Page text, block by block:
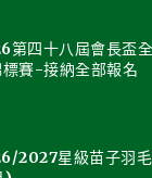
第四十八屆會長盃
標賽-接納全部報名
2027星級苗子羽